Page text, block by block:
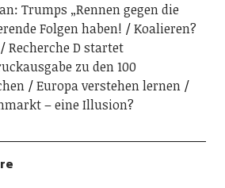
Trumps „Rennen gegen die
Folgen haben!
Koalieren?
Recherche D startet
zu den 100
Europa verstehen lernen
– eine Illusion?